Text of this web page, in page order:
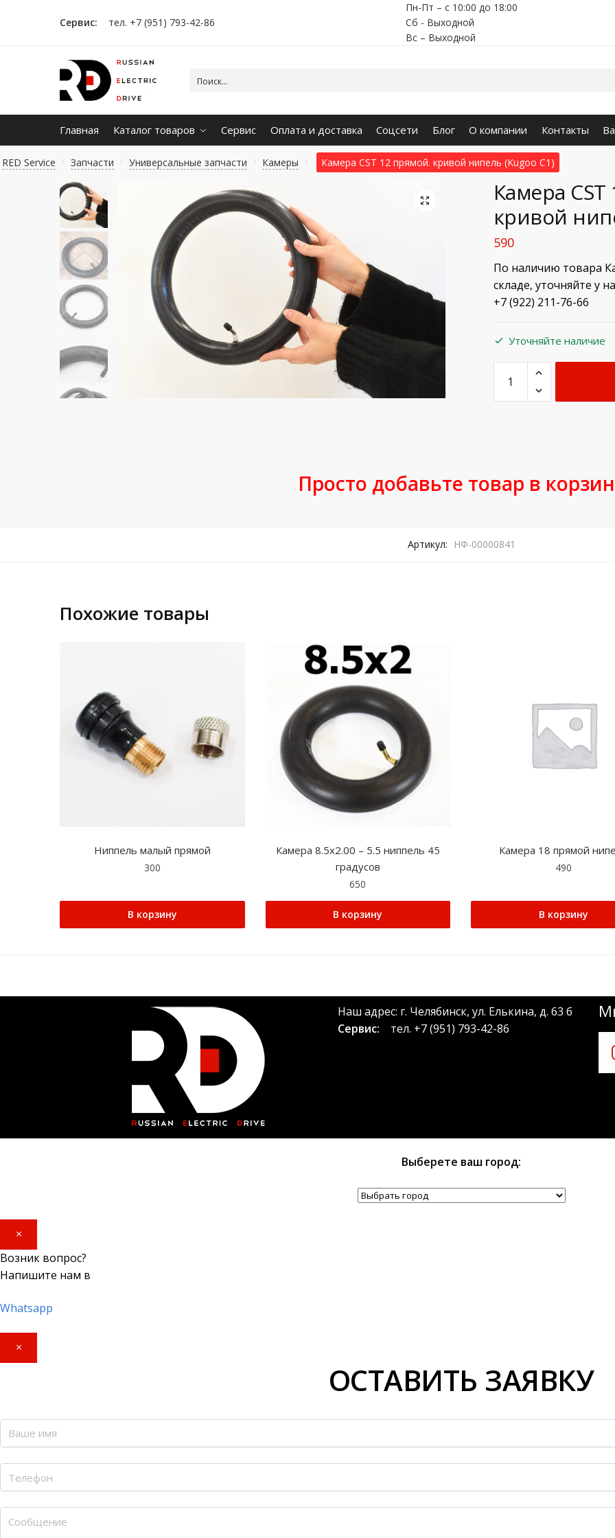
Сервис: тел. +7 (951) 793-42-86
Пн-Пт – с 10:00 до 18:00
Сб - Выходной
Вс – Выходной
Главная Каталог товаров Сервис Оплата и доставка Соцсети Блог О компании Контакты
RED Service / Запчасти / Универсальные запчасти / Камеры / Камера CST 12 прямой. кривой нипель (Kugoo C1)
🔍
Камера
кривой
590
По наличию товара
складе, уточняйте у
+7 (922) 211-76-66
Уточняйте наличие
Просто добавьте товар в
Артикул: НФ-00000841
Похожие товары
Ниппель малый прямой
300
В корзину
Камера 8.5х2.00 – 5.5 ниппель 45
градусов
650
В корзину
Камера 18 прямой
490
В корзину
Наш адрес: г. Челябинск, ул. Елькина, д. 63 б
Сервис: тел. +7 (951) 793-42-86
Выберете ваш город:
×
Возник вопрос?
Напишите нам в
Whatsapp
×
ОСТАВИТЬ ЗАЯВКУ